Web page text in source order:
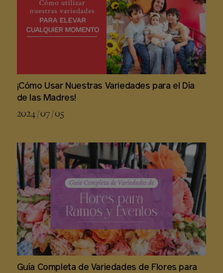
¡Cómo Usar Nuestras Variedades para el Día
de las Madres!
2024 / 07 / 05
Guía Completa de Variedades de Flores para